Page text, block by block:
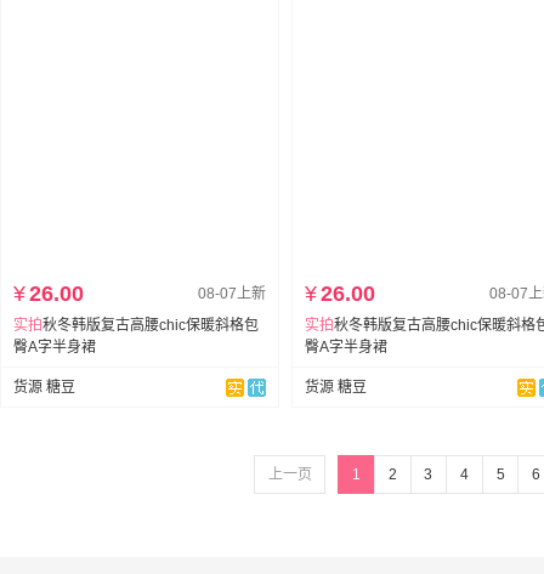
08-07上新
¥26.00
实拍秋冬韩版复古高腰chic保暖斜格包
臀A字半身裙
货源 糖豆
08-07
¥26.00
实拍秋冬韩版复古高腰chic保暖斜格
臀A字半身裙
货源 糖豆
上一页 1 2 3 4 5 6